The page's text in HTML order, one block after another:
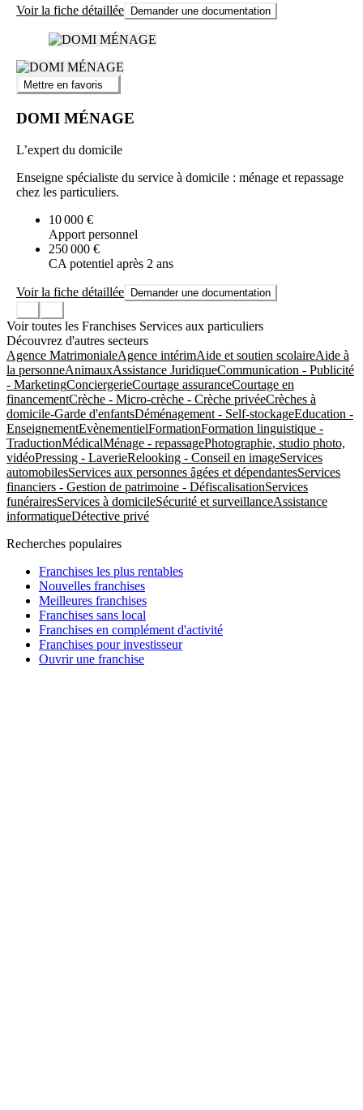
Voir la fiche détaillée Demander une documentation
Mettre en favoris
DOMI MÉNAGE
L’expert du domicile
Enseigne spécialiste du service à domicile : ménage et repassage
chez les particuliers.
10 000 €
Apport personnel
250 000 €
CA potentiel après 2 ans
Voir la fiche détaillée Demander une documentation
Voir toutes les Franchises Services aux particuliers
Découvrez d'autres secteurs
Agence MatrimonialeAgence intérimAide et soutien scolaireAide à
la personneAnimauxAssistance JuridiqueCommunication - Publicité
- MarketingConciergerieCourtage assuranceCourtage en
financementCrèche - Micro-crèche - Crèche privéeCrèches à
domicile-Garde d'enfantsDéménagement - Self-stockageEducation -
EnseignementEvènementielFormationFormation linguistique -
TraductionMédicalMénage - repassagePhotographie, studio photo,
vidéoPressing - LaverieRelooking - Conseil en imageServices
automobilesServices aux personnes âgées et dépendantesServices
financiers - Gestion de patrimoine - DéfiscalisationServices
funérairesServices à domicileSécurité et surveillanceAssistance
informatiqueDétective privé
Recherches populaires
Franchises les plus rentables
Nouvelles franchises
Meilleures franchises
Franchises sans local
Franchises en complément d'activité
Franchises pour investisseur
Ouvrir une franchise